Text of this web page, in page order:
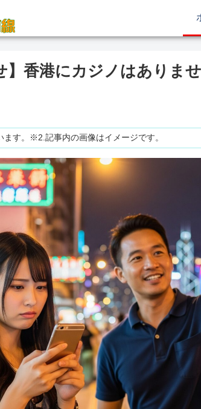
】香港にカジノはありま
す。※2.記事内の画像はイメージです。